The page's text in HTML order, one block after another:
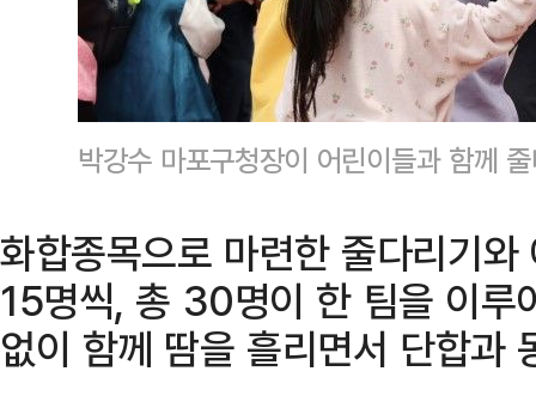
박강수 마포구청장이 어린이들과 함께
화합종목으로 마련한 줄다리기
15명씩, 총 30명이 한 팀을 이루
없이 함께 땀을 흘리면서 단합과